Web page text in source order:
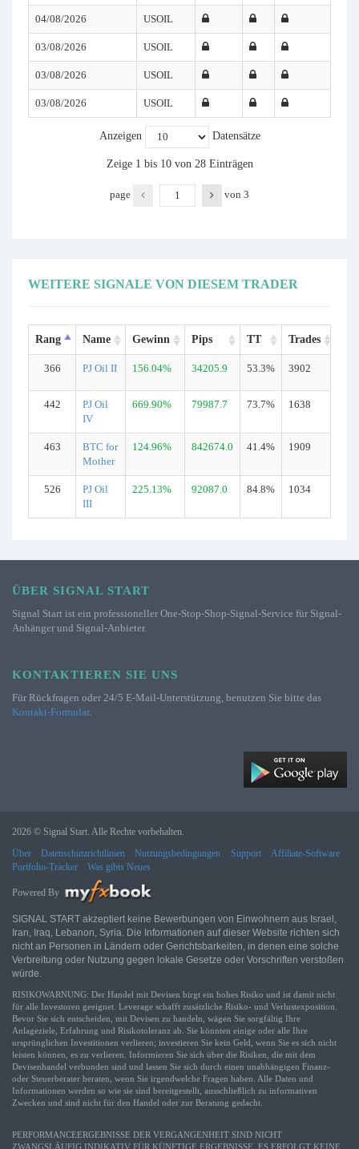
04/08/2026 USOIL
03/08/2026 USOIL
03/08/2026 USOIL
03/08/2026 USOIL
Anzeigen Datensätze
Zeige 1 bis 10 von 28 Einträgen
page von 3
WEITERE SIGNALE VON DIESEM TRADER
Rang Name Gewinn Pips TT Trades
366 PJ Oil II 156.04% 34205.9 53.3% 3902
442
PJ Oil
IV
669.90% 79987.7 73.7% 1638
463
BTC for
Mother
124.96% 842674.0 41.4% 1909
526
PJ Oil
III
225.13% 92087.0 84.8% 1034
ÜBER SIGNAL START
Signal Start ist ein professioneller One-Stop-Shop-Signal-Service für Signal-
Anhänger und Signal-Anbieter.
KONTAKTIEREN SIE UNS
Für Rückfragen oder 24/5 E-Mail-Unterstützung, benutzen Sie bitte das
Kontakt-Formular.
2026 © Signal Start. Alle Rechte vorbehalten.
Über
Datenschutzrichtlinien Nutzungsbedingungen Support
Affiliate-Software
Portfolio-Tracker
Was gibts Neues
Powered By
SIGNAL START akzeptiert keine Bewerbungen von Einwohnern aus Israel,
Iran, Iraq, Lebanon, Syria. Die Informationen auf dieser Website richten sich
nicht an Personen in Ländern oder Gerichtsbarkeiten, in denen eine solche
Verbreitung oder Nutzung gegen lokale Gesetze oder Vorschriften verstoßen
würde.
RISIKOWARNUNG: Der Handel mit Devisen birgt ein hohes Risiko und ist damit nicht
für alle Investoren geeignet. Leverage schafft zusätzliche Risiko- und Verlustexposition.
Bevor Sie sich entscheiden, mit Devisen zu handeln, wägen Sie sorgfältig Ihre
Anlageziele, Erfahrung und Risikotoleranz ab. Sie könnten einige oder alle Ihre
ursprünglichen Investitionen verlieren; investieren Sie kein Geld, wenn Sie es sich nicht
leisten können, es zu verlieren. Informieren Sie sich über die Risiken, die mit dem
Devisenhandel verbunden sind und lassen Sie sich durch einen unabhängigen Finanz-
oder Steuerberater beraten, wenn Sie irgendwelche Fragen haben. Alle Daten und
Informationen werden so wie sie sind bereitgestellt, ausschließlich zu informativen
Zwecken und sind nicht für den Handel oder zur Beratung gedacht.
PERFORMANCEERGEBNISSE DER VERGANGENHEIT SIND NICHT
ZWANGSLÄUFIG INDIKATIV FÜR KÜNFTIGE ERGEBNISSE. ES ERFOLGT KEINE